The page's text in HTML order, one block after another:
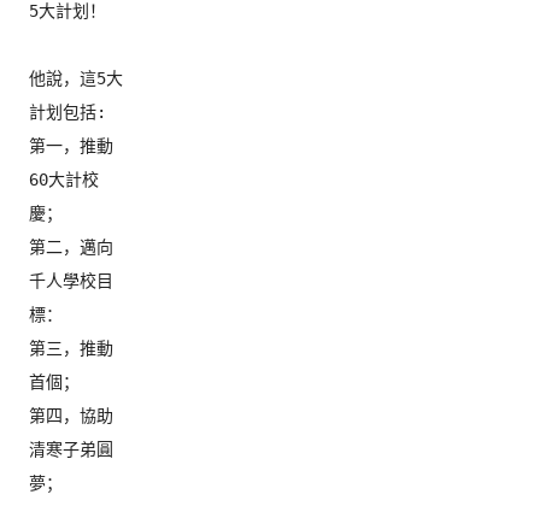
5大計划！
他說，這5大
計划包括:
第一，推動
60大計校
慶；
第二，邁向
千人學校目
標：
第三，推動
首個；
第四，協助
清寒子弟圓
夢；